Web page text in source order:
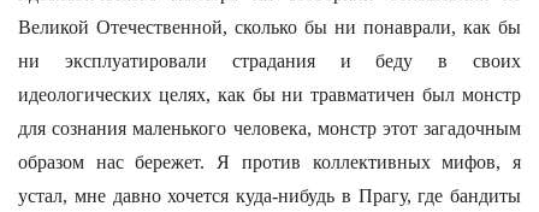
Великой Отечественной, сколько бы ни понаврали, как бы
ни эксплуатировали страдания и беду в своих
идеологических целях, как бы ни травматичен был монстр
для сознания маленького человека, монстр этот загадочным
образом нас бережет. Я против коллективных мифов, я
устал, мне давно хочется куда-нибудь в Прагу, где бандиты